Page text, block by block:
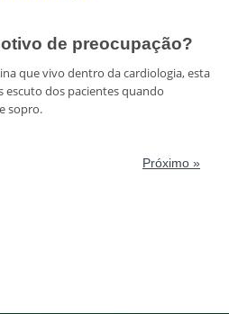
de preocupação?
que vivo dentro da cardiologia, esta
escuto dos pacientes quando
sopro.
Próximo »